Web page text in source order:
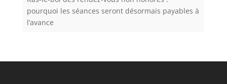
pourquoi les séances seront désormais payables à
l’avance